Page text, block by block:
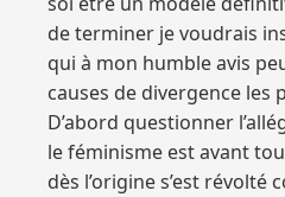
de terminer je voudrais
qui à mon humble avis
causes de divergence
D’abord questionner
le féminisme est avant
dès l’origine s’est révolté